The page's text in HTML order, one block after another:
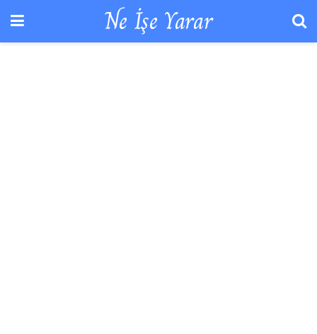
Ne İşe Yarar